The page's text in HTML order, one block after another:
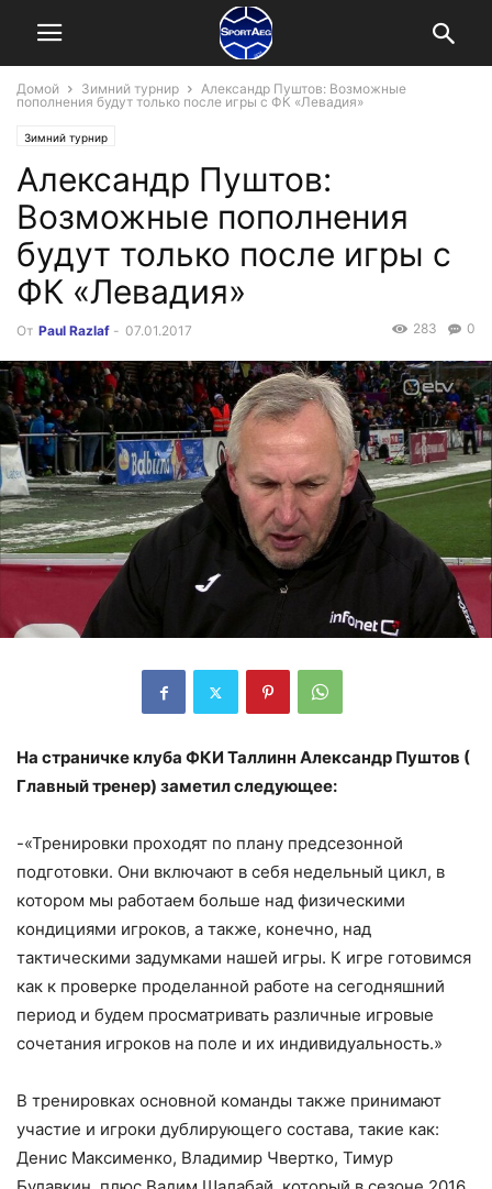
Домой Зимний турнир
Александр Пуштов: Возможные
пополнения будут только после игры с ФК «Левадия»
Зимний турнир
Александр Пуштов:
Возможные пополнения
будут только после игры с
ФК «Левадия»
От Paul Razlaf - 07.01.2017 0
283
На страничке клуба ФКИ Таллинн Александр Пуштов (
Главный тренер) заметил следующее:
-«Тренировки проходят по плану предсезонной
подготовки. Они включают в себя недельный цикл, в
котором мы работаем больше над физическими
кондициями игроков, а также, конечно, над
тактическими задумками нашей игры. К игре готовимся
как к проверке проделанной работе на сегодняшний
период и будем просматривать различные игровые
сочетания игроков на поле и их индивидуальность.»
В тренировках основной команды также принимают
участие и игроки дублирующего состава, такие как:
Денис Максименко, Владимир Чвертко, Тимур